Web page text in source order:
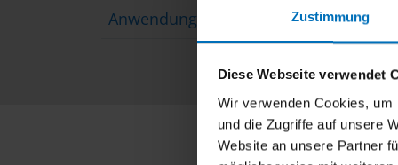
Zustimmung
Diese Webseite verwendet
Wir verwenden Cookies,
und die Zugriffe auf unsere
Website an unsere Partner
Anwendungsbereich
in